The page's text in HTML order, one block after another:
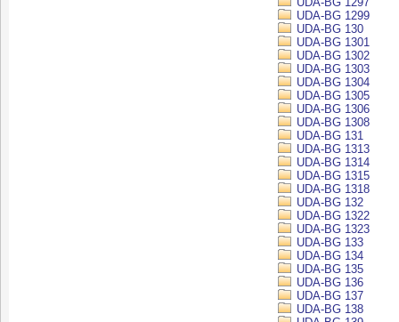
UDA-BG 1299
UDA-BG 130
UDA-BG 1301
UDA-BG 1302
UDA-BG 1303
UDA-BG 1304
UDA-BG 1305
UDA-BG 1306
UDA-BG 1308
UDA-BG 131
UDA-BG 1313
UDA-BG 1314
UDA-BG 1315
UDA-BG 1318
UDA-BG 132
UDA-BG 1322
UDA-BG 1323
UDA-BG 133
UDA-BG 134
UDA-BG 135
UDA-BG 136
UDA-BG 137
UDA-BG 138